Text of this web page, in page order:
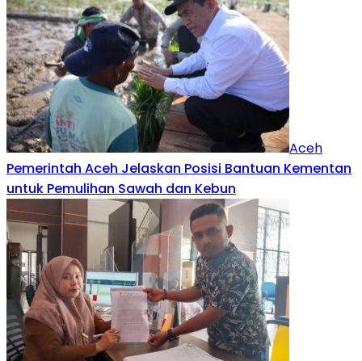
Aceh
Pemerintah Aceh Jelaskan Posisi Bantuan Kementan
untuk Pemulihan Sawah dan Kebun